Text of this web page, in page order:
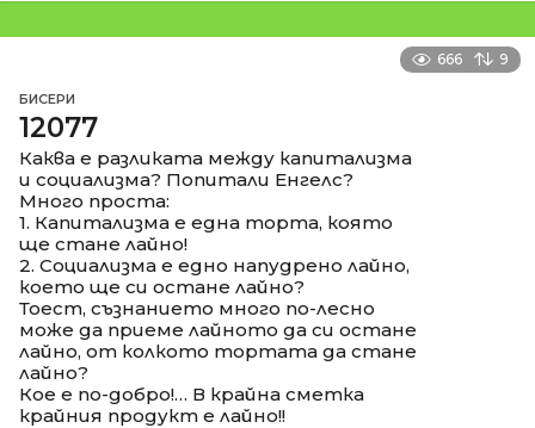
666 9
БИСЕРИ
12077
Каква е разликата между капитализма
и социализма? Попитали Енгелс?
Много проста:
1. Капитализма е една торта, която
ще стане лайно!
2. Социализма е едно напудрено лайно,
което ще си остане лайно?
Тоест, съзнанието много по-лесно
може да приеме лайното да си остане
лайно, от колкото тортата да стане
лайно?
Кое е по-добро!… В крайна сметка
крайния продукт е лайно!!